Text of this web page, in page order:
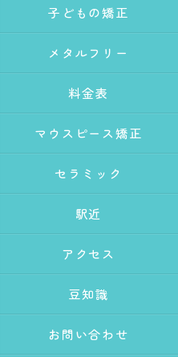
子どもの矯正
メタルフリー
料金表
マウスピース矯正
セラミック
駅近
アクセス
豆知識
お問い合わせ